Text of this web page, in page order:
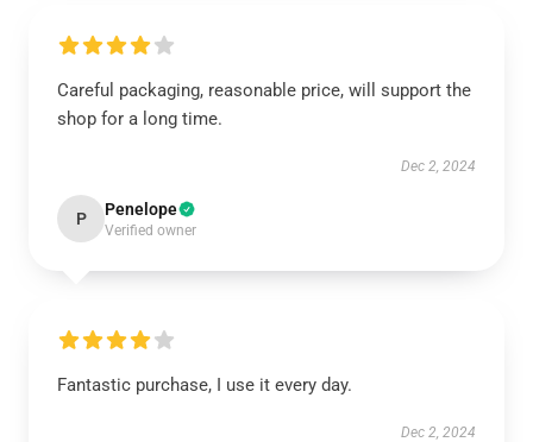
Careful packaging, reasonable price, will support the
shop for a long time.
Dec 2, 2024
P Penelope
Verified owner
Fantastic purchase, I use it every day.
Dec 2, 2024